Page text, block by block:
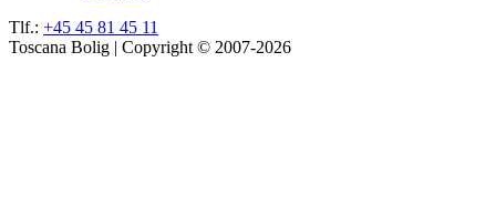
Tlf.: +45 45 81 45 11
Toscana Bolig | Copyright © 2007-2026